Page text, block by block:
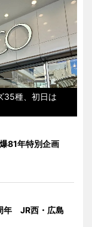
35種、初日は
81年特別企画
年 JR西・広島